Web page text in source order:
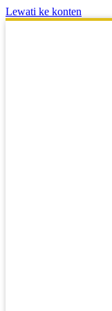
Lewati ke konten